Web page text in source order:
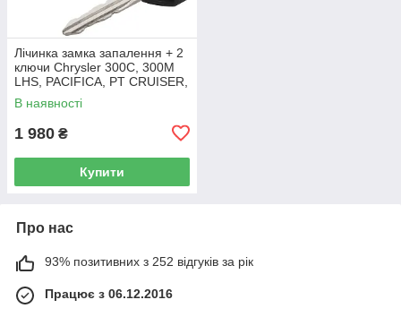
Лічинка замка запалення + 2
ключи Chrysler 300C, 300M
LHS, PACIFICA, PT CRUISER,
SEBRING 5003843AB
В наявності
1 980 ₴
Купити
Про нас
93% позитивних з 252 відгуків за рік
Працює з 06.12.2016